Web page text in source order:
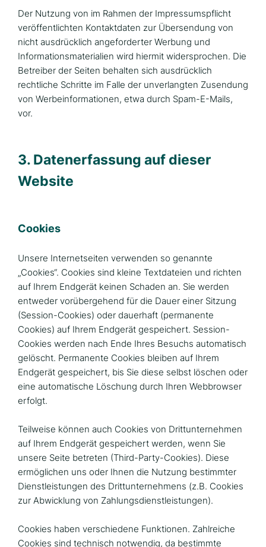
Der Nutzung von im Rahmen der Impressumspflicht
veröffentlichten Kontaktdaten zur Übersendung von
nicht ausdrücklich angeforderter Werbung und
Informationsmaterialien wird hiermit widersprochen. Die
Betreiber der Seiten behalten sich ausdrücklich
rechtliche Schritte im Falle der unverlangten Zusendung
von Werbeinformationen, etwa durch Spam-E-Mails,
vor.
3. Datenerfassung auf dieser
Website
Cookies
Unsere Internetseiten verwenden so genannte
„Cookies“. Cookies sind kleine Textdateien und richten
auf Ihrem Endgerät keinen Schaden an. Sie werden
entweder vorübergehend für die Dauer einer Sitzung
(Session-Cookies) oder dauerhaft (permanente
Cookies) auf Ihrem Endgerät gespeichert. Session-
Cookies werden nach Ende Ihres Besuchs automatisch
gelöscht. Permanente Cookies bleiben auf Ihrem
Endgerät gespeichert, bis Sie diese selbst löschen oder
eine automatische Löschung durch Ihren Webbrowser
erfolgt.
Teilweise können auch Cookies von Drittunternehmen
auf Ihrem Endgerät gespeichert werden, wenn Sie
unsere Seite betreten (Third-Party-Cookies). Diese
ermöglichen uns oder Ihnen die Nutzung bestimmter
Dienstleistungen des Drittunternehmens (z.B. Cookies
zur Abwicklung von Zahlungsdienstleistungen).
Cookies haben verschiedene Funktionen. Zahlreiche
Cookies sind technisch notwendig, da bestimmte